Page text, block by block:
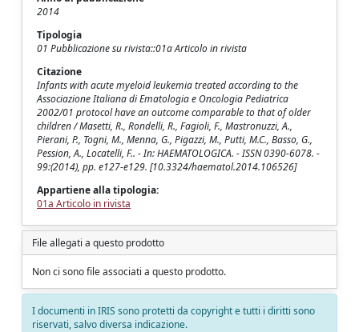
2014
Tipologia
01 Pubblicazione su rivista::01a Articolo in rivista
Citazione
Infants with acute myeloid leukemia treated according to the
Associazione Italiana di Ematologia e Oncologia Pediatrica
2002/01 protocol have an outcome comparable to that of older
children / Masetti, R., Rondelli, R., Fagioli, F., Mastronuzzi, A.,
Pierani, P., Togni, M., Menna, G., Pigazzi, M., Putti, M.C., Basso, G.,
Pession, A., Locatelli, F.. - In: HAEMATOLOGICA. - ISSN 0390-6078. -
99:(2014), pp. e127-e129. [10.3324/haematol.2014.106526]
Appartiene alla tipologia:
01a Articolo in rivista
File allegati a questo prodotto
Non ci sono file associati a questo prodotto.
I documenti in IRIS sono protetti da copyright e tutti i diritti sono
riservati, salvo diversa indicazione.